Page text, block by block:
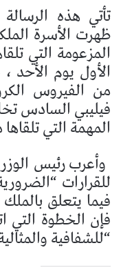
تأتي هذه
ظهرت الأسرة
المزعومة التي
الأول يوم الأحد
من الفيروس
فيليبي السادس
المهمة التي
وأعرب رئيس
للقرارات
فيما يتعلق
فإن الخطوة
“للشفافية